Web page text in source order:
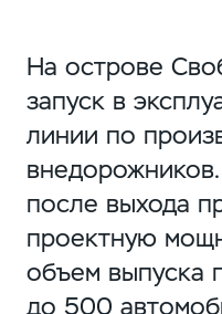
На острове
запуск в
линии по
после выхода
проектную
объем выпуска
до 500